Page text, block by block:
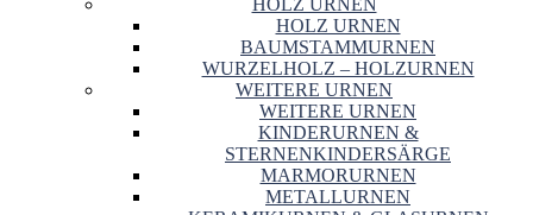
HOLZ URNEN
HOLZ URNEN
BAUMSTAMMURNEN
WURZELHOLZ – HOLZURNEN
WEITERE URNEN
WEITERE URNEN
KINDERURNEN &
STERNENKINDERSÄRGE
MARMORURNEN
METALLURNEN